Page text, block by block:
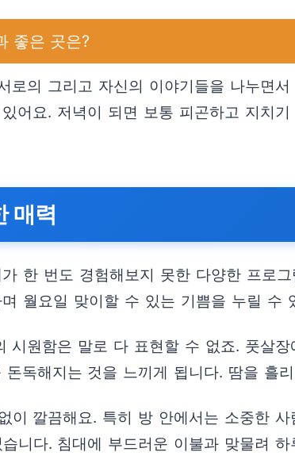
좋은 곳은?
로의 그리고 자신의 이야기들을 나누면
어요. 저녁이 되면 보통 피곤하고 지치
매력
한 번도 경험해보지 못한 다양한 프로
월요일 맞이할 수 있는 기쁨을 누릴 수
시원함은 말로 다 표현할 수 없죠. 풋살
독해지는 것을 느끼게 됩니다. 땀을 흘
이 깔끔해요. 특히 방 안에서는 소중한
니다. 침대에 부드러운 이불과 맞물려